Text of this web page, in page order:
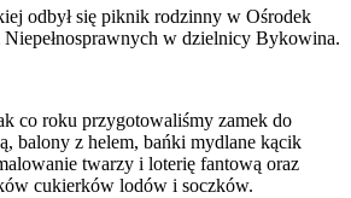
odbył się piknik rodzinny w Ośrodek
w dzielnicy Bykowina.
co roku przygotowaliśmy zamek do
balony z helem, bańki mydlane kącik
twarzy i loterię fantową oraz
cukierków lodów i soczków.